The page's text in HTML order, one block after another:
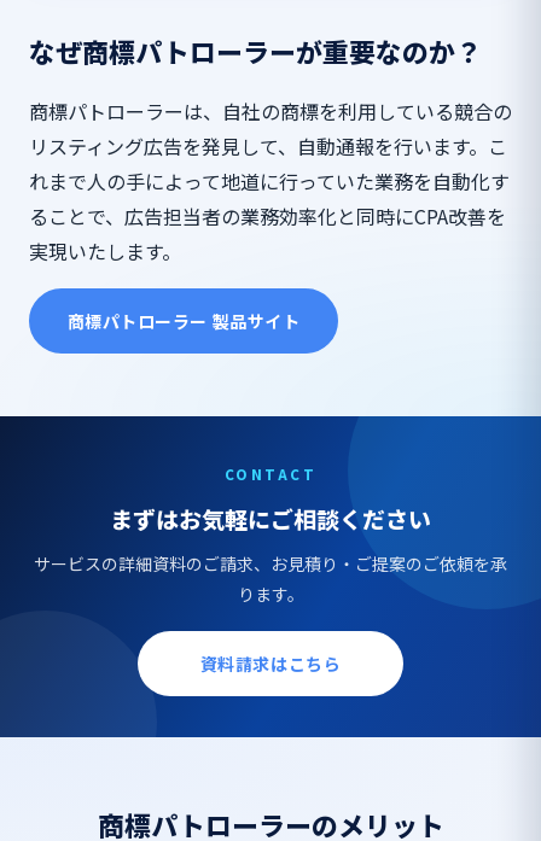
なぜ商標パトローラーが重要なのか？
商標パトローラーは、自社の商標を利用している競合の
リスティング広告を発見して、自動通報を行います。こ
れまで人の手によって地道に行っていた業務を自動化す
ることで、広告担当者の業務効率化と同時にCPA改善を
実現いたします。
商標パトローラー 製品サイト
CONTACT
まずはお気軽にご相談ください
サービスの詳細資料のご請求、お見積り・ご提案のご依頼を承
ります。
資料請求はこちら
商標パトローラーのメリット